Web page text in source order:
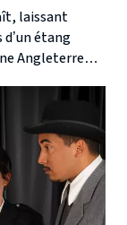
laissant
étang
Angleterre
et follement